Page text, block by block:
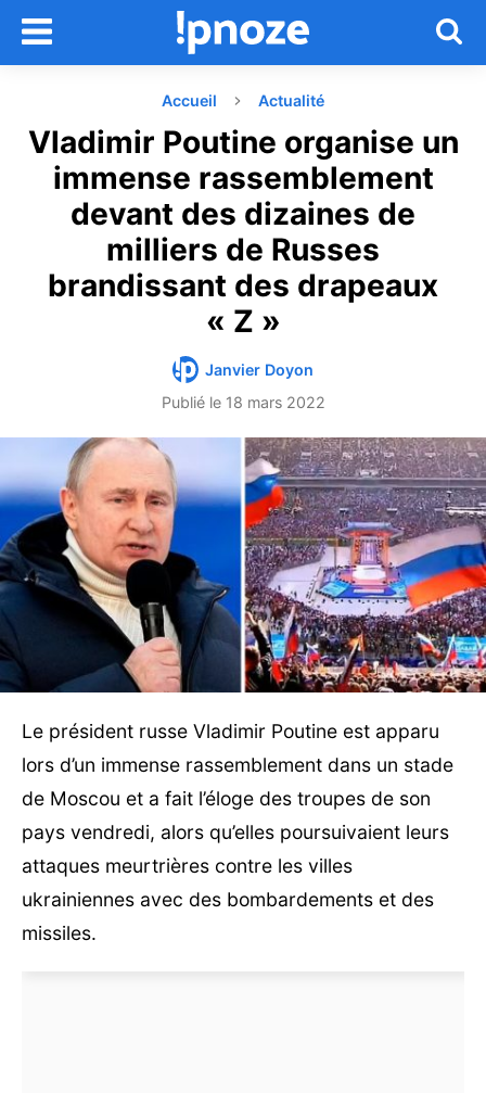
Accueil Actualité
Vladimir Poutine organise un
immense rassemblement
devant des dizaines de
milliers de Russes
brandissant des drapeaux
« Z »
Janvier Doyon
Publié le 18 mars 2022
Le président russe Vladimir Poutine est apparu
lors d’un immense rassemblement dans un stade
de Moscou et a fait l’éloge des troupes de son
pays vendredi, alors qu’elles poursuivaient leurs
attaques meurtrières contre les villes
ukrainiennes avec des bombardements et des
missiles.